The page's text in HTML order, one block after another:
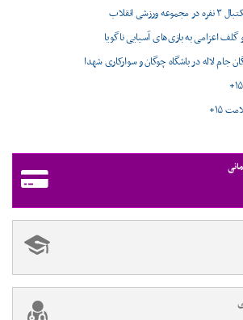
انقلاب
اعزامی به بازی‌های آسیایی ناگویا
لاله در باشگاه چوگان و سوارکاری شهدا
۱۵+